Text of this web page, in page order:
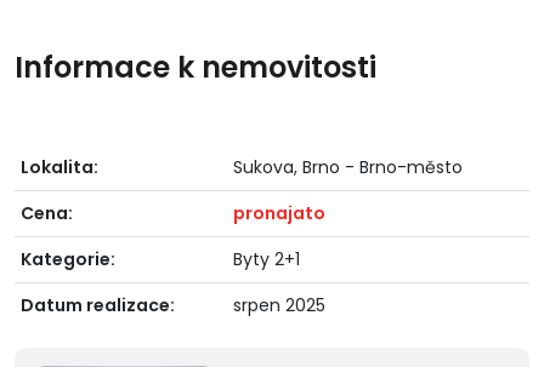
Informace k nemovitosti
Lokalita:
Sukova, Brno - Brno-město
Cena:
pronajato
Kategorie:
Byty 2+1
Datum realizace:
srpen 2025